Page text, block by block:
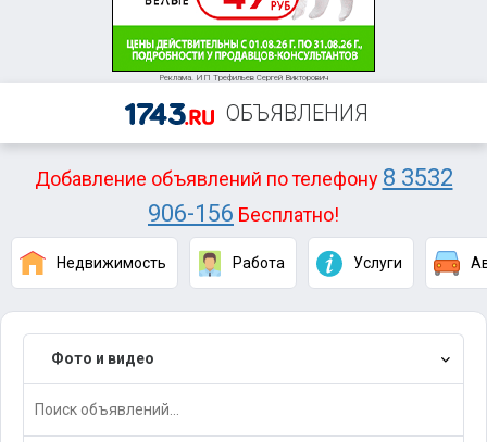
Реклама. ИП Трефильев Сергей Викторович
ОБЪЯВЛЕНИЯ
Добавление объявлений по телефону 8 3532
906-156 Бесплатно!
Недвижимость Работа Услуги
Фото и видео